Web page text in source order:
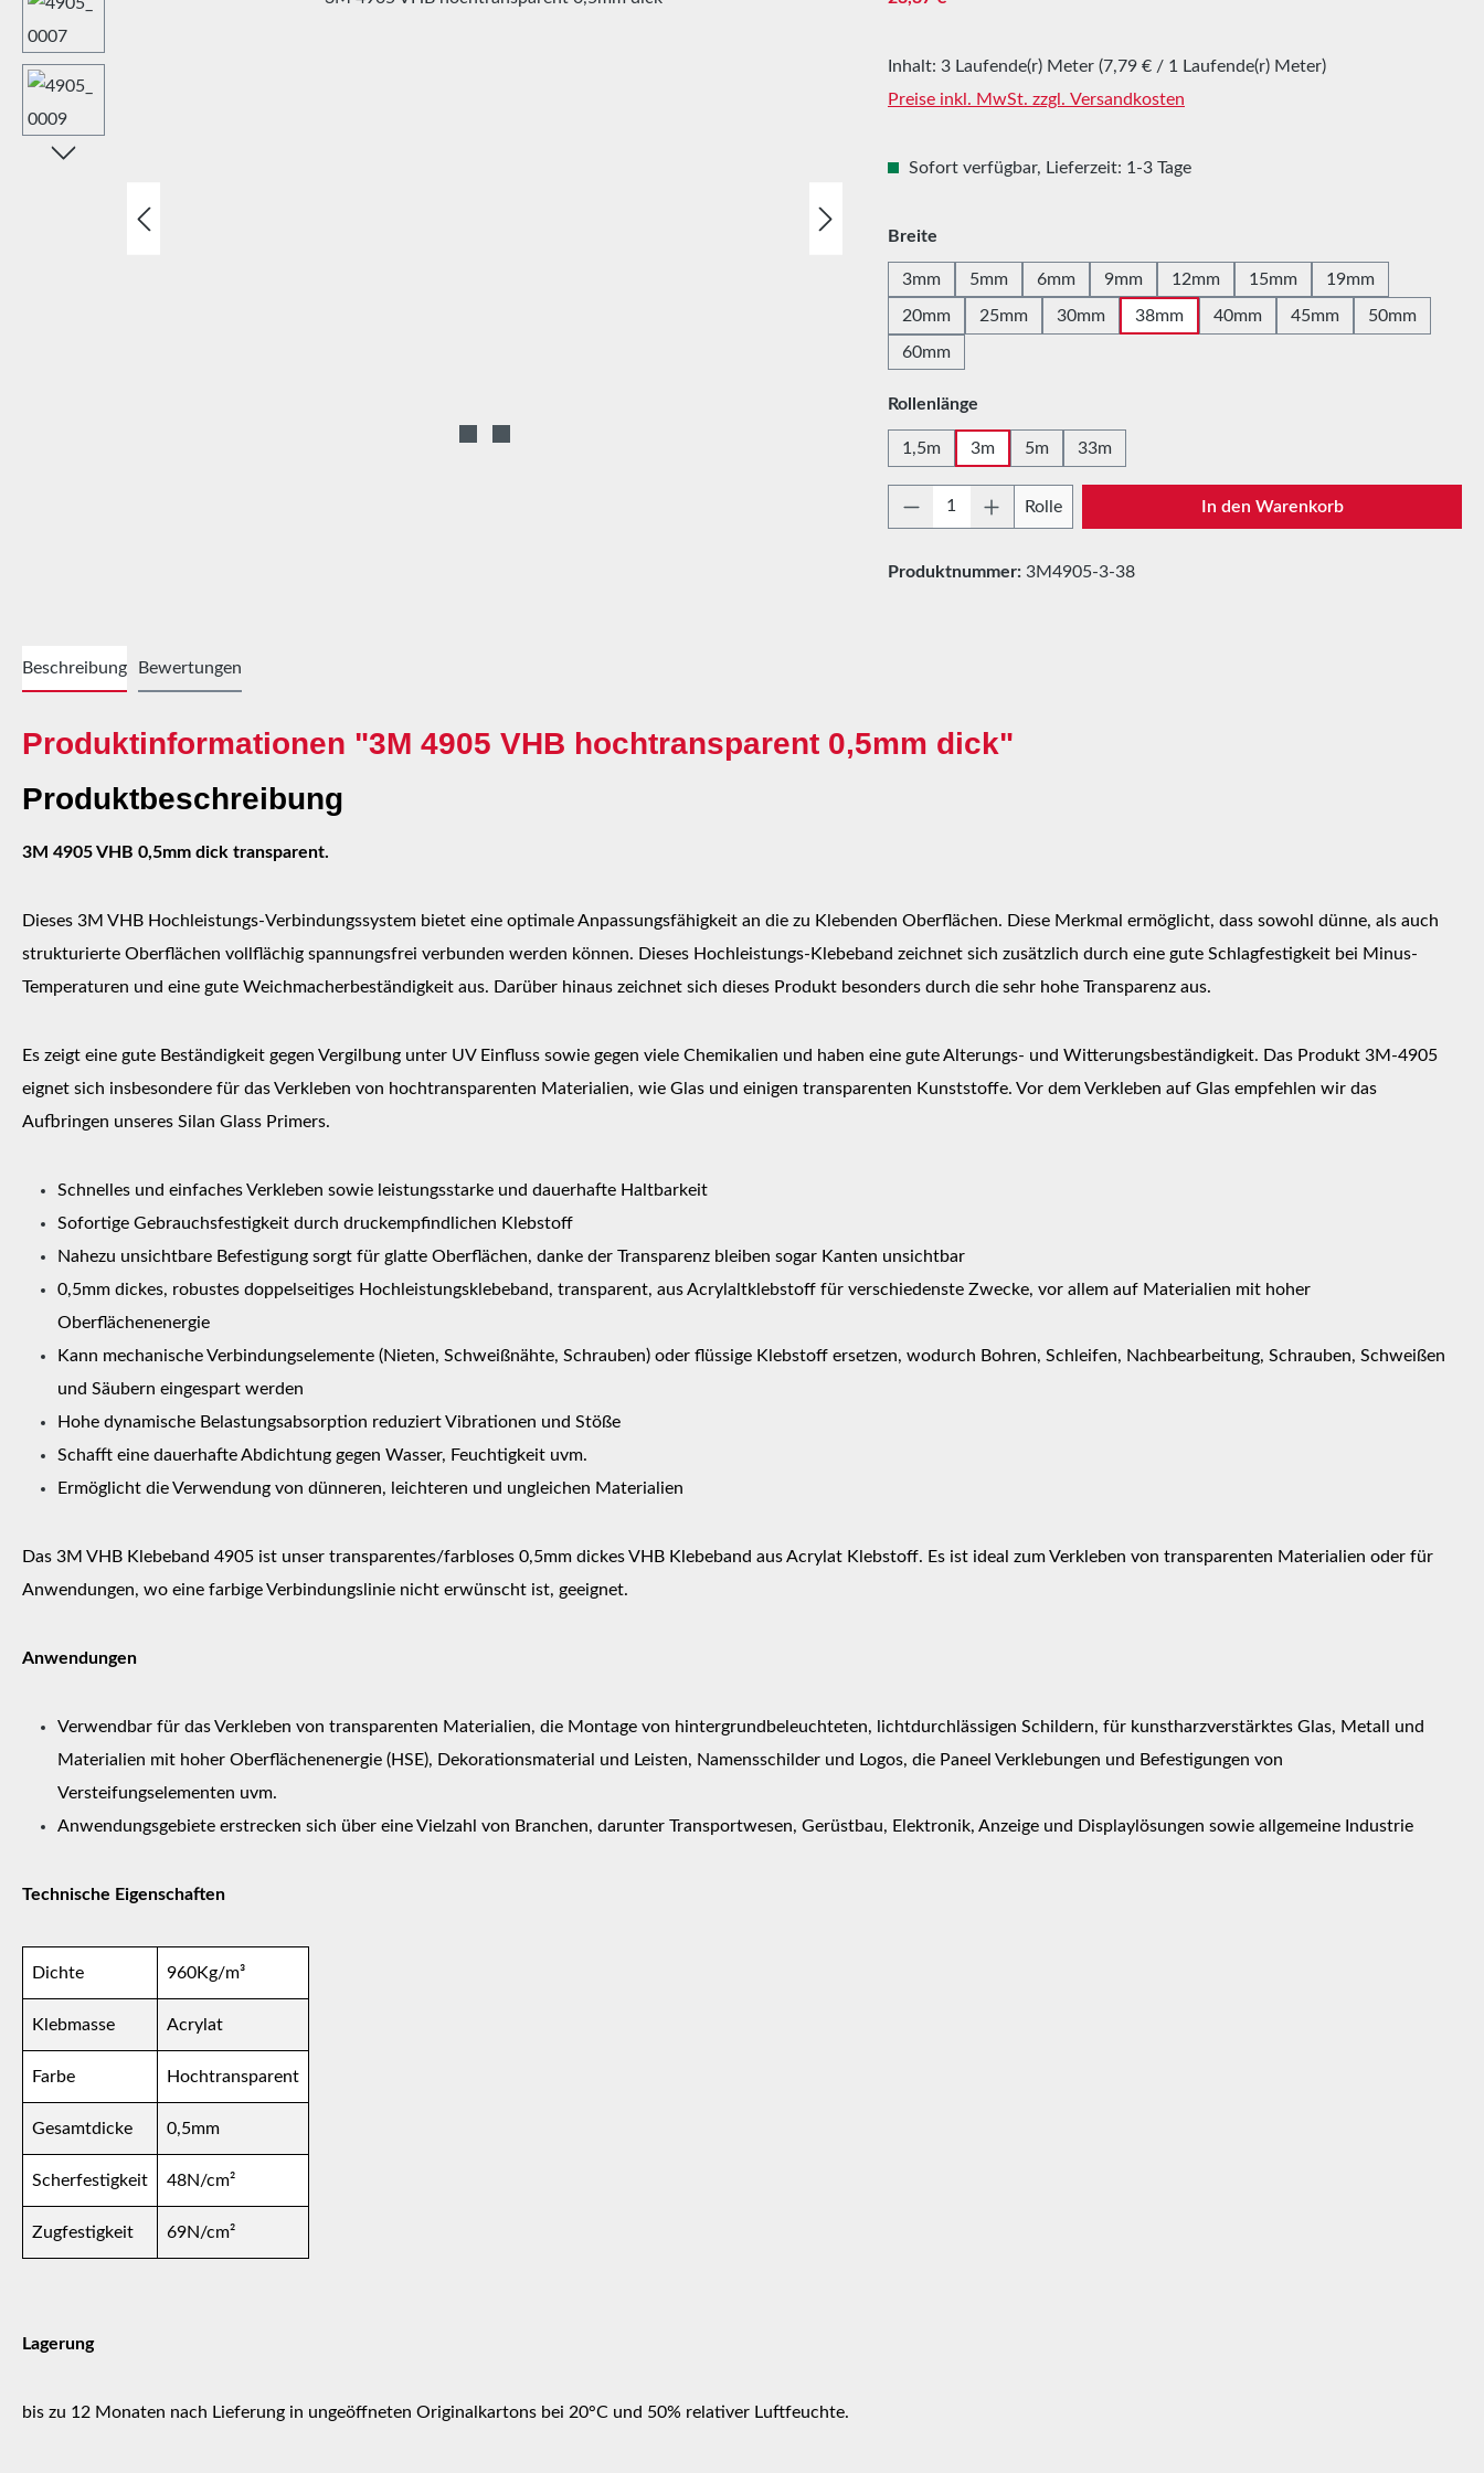
Inhalt: 3 Laufende(r) Meter (7,79 € / 1 Laufende(r) Meter)
Preise inkl. MwSt. zzgl. Versandkosten
Sofort verfügbar, Lieferzeit: 1-3 Tage
Breite
3mm 5mm 6mm 9mm 12mm 15mm 19mm
20mm 25mm 30mm 38mm 40mm 45mm 50mm
60mm
Rollenlänge
1,5m 3m 5m 33m
Produkt Anzahl: Gib den gewünschten Wert ein
Rolle In den Warenkorb
Produktnummer: 3M4905-3-38
Beschreibung Bewertungen
Produktinformationen "3M 4905 VHB hochtransparent 0,5mm dick"
Produktbeschreibung
3M 4905 VHB 0,5mm dick transparent.
Dieses 3M VHB Hochleistungs-Verbindungssystem bietet eine optimale Anpassungsfähigkeit an die zu Klebenden Oberflächen. Diese Merkmal ermöglicht, dass sowohl dünne, als auch
strukturierte Oberflächen vollflächig spannungsfrei verbunden werden können. Dieses Hochleistungs-Klebeband zeichnet sich zusätzlich durch eine gute Schlagfestigkeit bei Minus-
Temperaturen und eine gute Weichmacherbeständigkeit aus. Darüber hinaus zeichnet sich dieses Produkt besonders durch die sehr hohe Transparenz aus.
Es zeigt eine gute Beständigkeit gegen Vergilbung unter UV Einfluss sowie gegen viele Chemikalien und haben eine gute Alterungs- und Witterungsbeständigkeit. Das Produkt 3M-4905
eignet sich insbesondere für das Verkleben von hochtransparenten Materialien, wie Glas und einigen transparenten Kunststoffe. Vor dem Verkleben auf Glas empfehlen wir das
Aufbringen unseres Silan Glass Primers.
Schnelles und einfaches Verkleben sowie leistungsstarke und dauerhafte Haltbarkeit
Sofortige Gebrauchsfestigkeit durch druckempfindlichen Klebstoff
Nahezu unsichtbare Befestigung sorgt für glatte Oberflächen, danke der Transparenz bleiben sogar Kanten unsichtbar
0,5mm dickes, robustes doppelseitiges Hochleistungsklebeband, transparent, aus Acrylaltklebstoff für verschiedenste Zwecke, vor allem auf Materialien mit hoher
Oberflächenenergie
Kann mechanische Verbindungselemente (Nieten, Schweißnähte, Schrauben) oder flüssige Klebstoff ersetzen, wodurch Bohren, Schleifen, Nachbearbeitung, Schrauben, Schweißen
und Säubern eingespart werden
Hohe dynamische Belastungsabsorption reduziert Vibrationen und Stöße
Schafft eine dauerhafte Abdichtung gegen Wasser, Feuchtigkeit uvm.
Ermöglicht die Verwendung von dünneren, leichteren und ungleichen Materialien
Das 3M VHB Klebeband 4905 ist unser transparentes/farbloses 0,5mm dickes VHB Klebeband aus Acrylat Klebstoff. Es ist ideal zum Verkleben von transparenten Materialien oder für
Anwendungen, wo eine farbige Verbindungslinie nicht erwünscht ist, geeignet.
Anwendungen
Verwendbar für das Verkleben von transparenten Materialien, die Montage von hintergrundbeleuchteten, lichtdurchlässigen Schildern, für kunstharzverstärktes Glas, Metall und
Materialien mit hoher Oberflächenenergie (HSE), Dekorationsmaterial und Leisten, Namensschilder und Logos, die Paneel Verklebungen und Befestigungen von
Versteifungselementen uvm.
Anwendungsgebiete erstrecken sich über eine Vielzahl von Branchen, darunter Transportwesen, Gerüstbau, Elektronik, Anzeige und Displaylösungen sowie allgemeine Industrie
Technische Eigenschaften
Dichte 960Kg/m³
Klebmasse Acrylat
Farbe Hochtransparent
Gesamtdicke 0,5mm
Scherfestigkeit 48N/cm²
Zugfestigkeit 69N/cm²
Lagerung
bis zu 12 Monaten nach Lieferung in ungeöffneten Originalkartons bei 20°C und 50% relativer Luftfeuchte.